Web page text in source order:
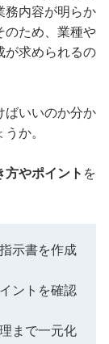
務内容が明らか
のため、業種や
が求められるの
ばいいのか分か
か。
方やポイント を
示書を作成
ントを確認
まで一元化